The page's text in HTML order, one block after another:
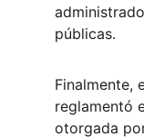
públicas.
Finalmente,
reglamentó
otorgada